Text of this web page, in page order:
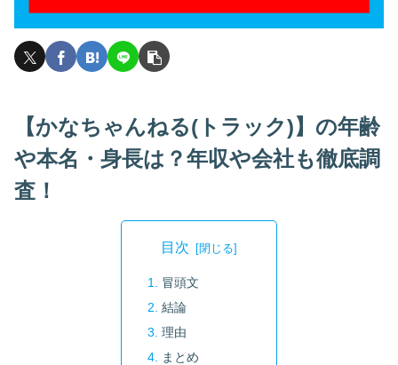
【かなちゃんねる(トラック)】の年齢
や本名・身長は？年収や会社も徹底調
査！
目次
冒頭文
結論
理由
まとめ